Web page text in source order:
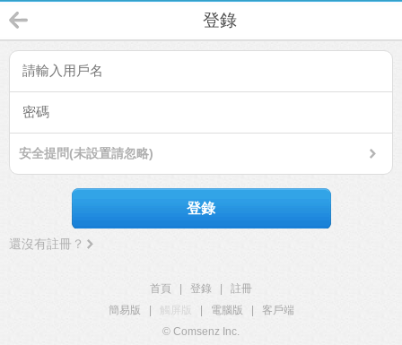
登錄
安全提問(未設置請忽略)
登錄
還沒有註冊？
首頁 登錄
註冊
簡易版
觸屏版 電腦版
客戶端
© Comsenz Inc.